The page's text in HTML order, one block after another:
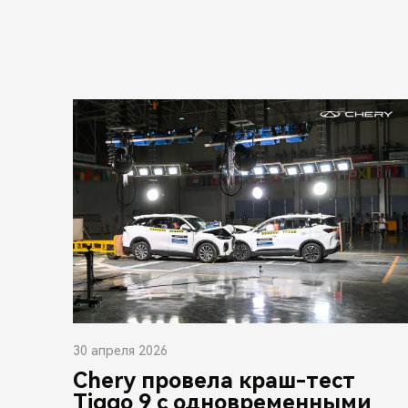
30 апреля 2026
Chery провела краш-тест
Tiggo 9 с одновременными